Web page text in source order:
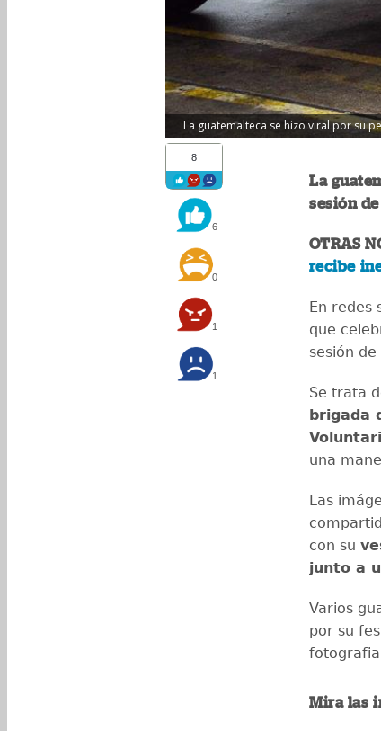
La guatemalteca se hizo viral por su
8
6
0
1
1
La
sesión
OTRAS
recibe
En redes
que
sesión
Se trata
brigada
una
Las
con su
junto a
Varios
por su
Mira las